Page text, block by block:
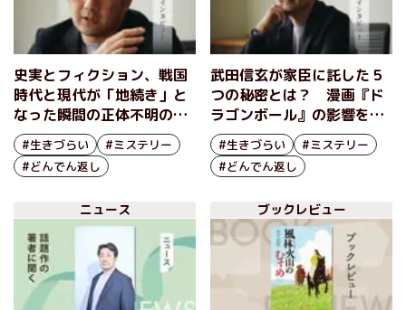
史実とフィクション、戦国
時代と現代が「地続き」と
なった瞬間の正体不明の感
動を味わってほしい。「信
玄の悪行」の真実を探る
『風林火山のむすめ』木下
#生きづらい
#ミステリー
#どんでん返し
武田信玄が家臣に託した５
つの秘密とは？ 漫画『ド
ラゴンボール』の影響を受
けた、冒険と「探しもの」
の物語 『風林火山のむす
め』木下昌輝インタビュー
#生きづらい
#ミステリー
#どんでん返し
ニュース ブックレビュー